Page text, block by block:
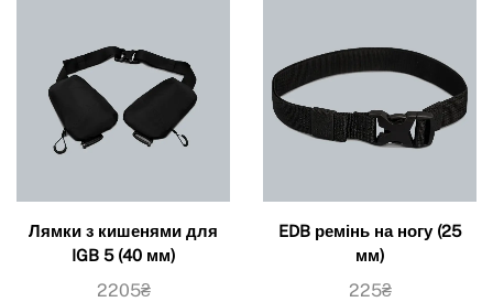
Лямки з кишенями для
IGB 5 (40 мм)
2205₴
EDB ремінь на ногу (25
мм)
225₴